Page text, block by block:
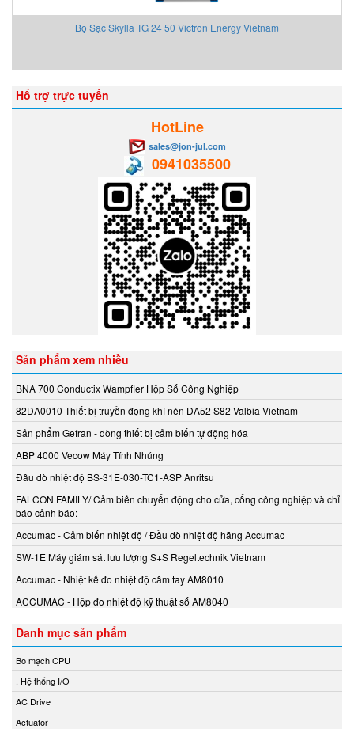
AT2E Vietnam
AUTEC
Beckhoff Vietnam
Bei Sensor
Bently Nevada
Bernstein
Berthold
Beta Vietnam
BIFOLD
Bifold (Rotork)
Bihl+wiedemann
Bihl+wiedemann Vietnam
Biuged Vietnam
BLH NOBEL
Bronkhorst
Brook Instrument Vietnam
Burkert
caimi vietnam
Bộ Sạc Skylla TG 24 50 Victron Energy Vietnam
Hổ trợ trực tuyến
HotLine
sales@jon-jul.com
0941035500
Sản phẩm xem nhiều
BNA 700 Conductix Wampfler Hộp Số Công Nghiệp
82DA0010 Thiết bị truyền động khí nén DA52 S82 Valbia Vietnam
Sản phẩm Gefran - dòng thiết bị cảm biến tự động hóa
ABP 4000 Vecow Máy Tính Nhúng
Đầu dò nhiệt độ BS-31E-030-TC1-ASP Anritsu
FALCON FAMILY/ Cảm biến chuyển động cho cửa, cổng công nghiệp và chỉ
báo cảnh báo:
Accumac - Cảm biến nhiệt độ / Đầu dò nhiệt độ hãng Accumac
SW-1E Máy giám sát lưu lượng S+S Regeltechnik Vietnam
Accumac - Nhiệt kế đo nhiệt độ cầm tay AM8010
ACCUMAC - Hộp đo nhiệt độ kỹ thuật số AM8040
Danh mục sản phẩm
Bo mạch CPU
. Hệ thống I/O
AC Drive
Actuator